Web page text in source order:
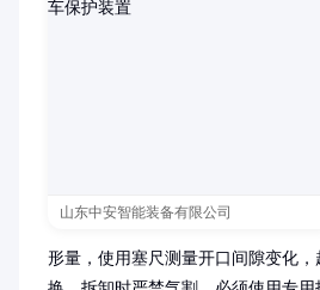
山东中安智能装备有限公司
形量，使用塞尺测量开口间隙变化，